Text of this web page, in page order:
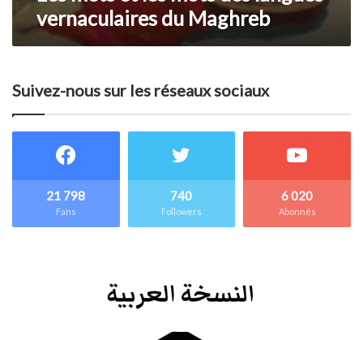
vernaculaires du Maghreb
Suivez-nous sur les réseaux sociaux
21 798
Fans
740
Followers
6 020
Abonnés